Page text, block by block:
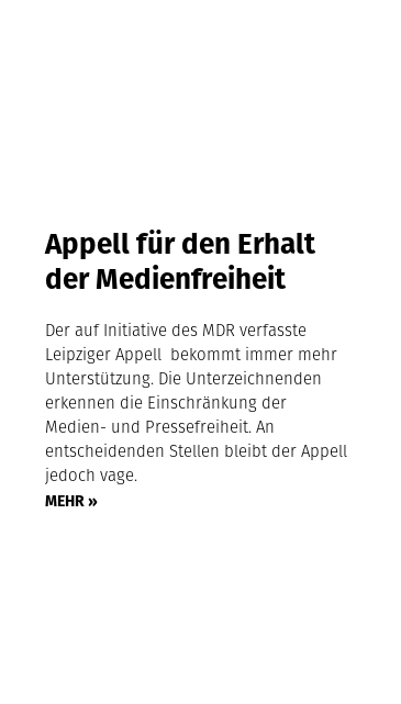
Appell für den Erhalt
der Medienfreiheit
Der auf Initiative des MDR verfasste
Leipziger Appell bekommt immer mehr
Unterstützung. Die Unterzeichnenden
erkennen die Einschränkung der
Medien- und Pressefreiheit. An
entscheidenden Stellen bleibt der Appell
jedoch vage.
MEHR »